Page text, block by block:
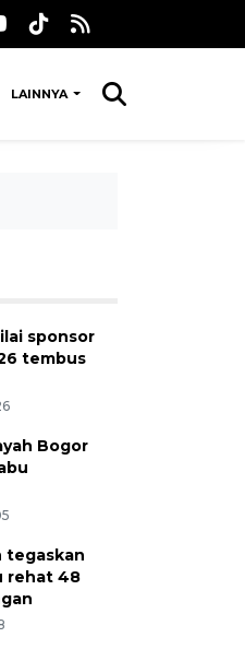
LAINNYA
sponsor
tembus
Bogor
tegaskan
rehat 48